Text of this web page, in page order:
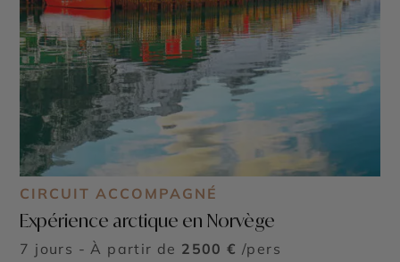
CIRCUIT ACCOMPAGNÉ
Expérience arctique en Norvège
7 jours - À partir de 2500 € /pers